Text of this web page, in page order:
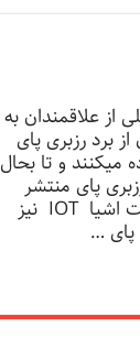
از علاقمندان به
برد رزبری پای
میکنند و تا بحال
پای منتشر
شده و علاقمندان به اینترنت اشیا IOT نیز
پای …